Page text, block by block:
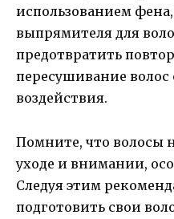
использованием
выпрямителя для
предотвратить
пересушивание волос
воздействия.
Помните, что волосы
уходе и внимании,
Следуя этим
подготовить свои